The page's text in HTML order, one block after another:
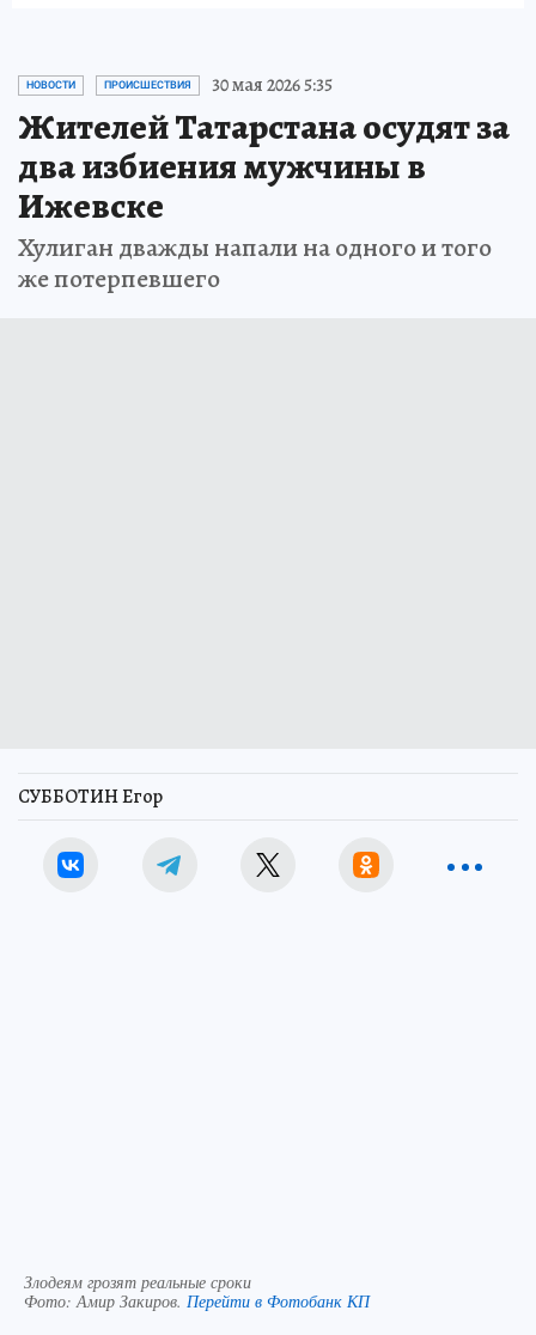
НОВОСТИ ПРОИСШЕСТВИЯ 30 мая 2026 5:35
Жителей Татарстана осудят за
два избиения мужчины в
Ижевске
Хулиган дважды напали на одного и того
же потерпевшего
СУББОТИН Егор
Злодеям грозят реальные сроки
Фото:Амир Закиров. Перейти в Фотобанк КП